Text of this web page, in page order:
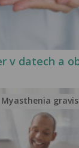
v datech a
Myasthenia gravis